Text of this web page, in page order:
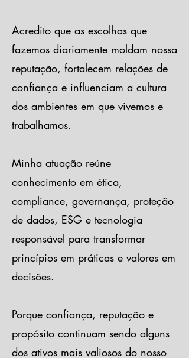
Acredito que as escolhas que
fazemos diariamente moldam nossa
reputação, fortalecem relações de
confiança e influenciam a cultura
dos ambientes em que vivemos e
trabalhamos.
Minha atuação reúne
conhecimento em ética,
compliance, governança, proteção
de dados, ESG e tecnologia
responsável para transformar
princípios em práticas e valores em
decisões.
Porque confiança, reputação e
propósito continuam sendo alguns
dos ativos mais valiosos do nosso